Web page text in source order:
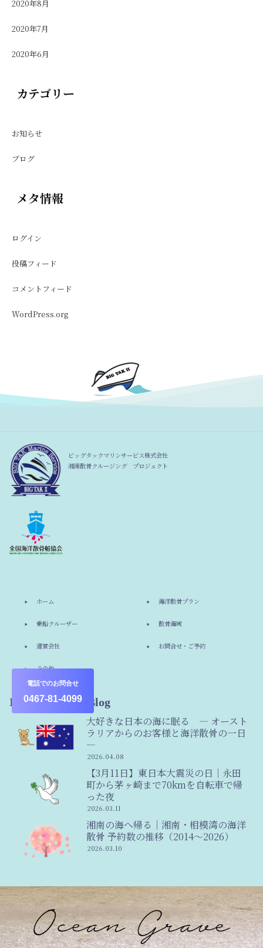
電話でのお問合せ
0467-81-4099
2020年8月
2020年7月
2020年6月
カテゴリー
お知らせ
ブログ
メタ情報
ログイン
投稿フィード
コメントフィード
WordPress.org
ビッグタックマリンサービス株式会社
湘南散骨クルージング プロジェクト
ホーム 海洋散骨プラン
乗船クルーザー 散骨海域
運営会社 お問合せ・ご予約
その他
Information & Blog
大好きな日本の海に眠る ― オースト
ラリアからのお客様と海洋散骨の一日
―
2026.04.08
【3月11日】東日本大震災の日｜永田
町から茅ヶ崎まで70kmを自転車で帰
った夜
2026.03.11
湘南の海へ帰る｜湘南・相模湾の海洋
散骨 予約数の推移（2014〜2026）
2026.03.10